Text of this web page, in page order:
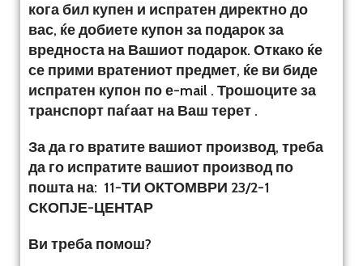
кога бил купен и испратен директно до
вас, ќе добиете купон за подарок за
вредноста на Вашиот подарок. Откако ќе
се прими вратениот предмет, ќе ви биде
испратен купон по е-mail . Трошоците за
транспорт паѓаат на Ваш терет .
За да го вратите вашиот производ, треба
да го испратите вашиот производ по
пошта на: 11-ТИ ОКТОМВРИ 23/2-1
СКОПЈЕ-ЦЕНТАР
Ви треба помош?